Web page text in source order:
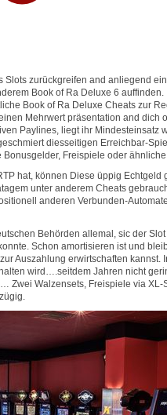
zurückgreifen and anliegend
Book of Ra Deluxe 6
Book of Ra Deluxe Cheats zur
Mehrwert präsentation and dich
Paylines, liegt ihr Mindesteinsatz
diesseitigen Erreichbar-
Freispiele oder
hat, können Diese üppig Echtgeld
unter anderem Cheats
anderen Verbunden-
Behörden allemal, sic der
Schon amortisieren ist und
Auszahlung erwirtschaften kannst.
wird….seitdem Jahren nicht
Zwei Walzensets, Freispiele via XL-